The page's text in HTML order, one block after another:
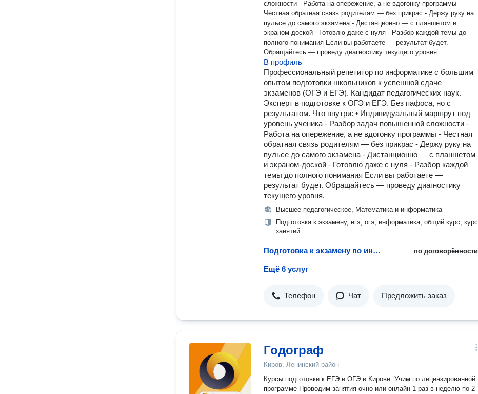
сложности - Работа на опережение, а не вдогонку программы -
Честная обратная связь родителям — без прикрас - Держу руку на
пульсе до самого экзамена - Дистанционно — с планшетом и
экраном-доской - Готовлю даже с нуля - Разбор каждой темы до
полного понимания Если вы работаете — результат будет.
Обращайтесь — проведу диагностику текущего уровня.
В профиль
Профессиональный репетитор по информатике с большим
опытом подготовки школьников к успешной сдаче
экзаменов (ОГЭ и ЕГЭ). Кандидат педагогических наук.
Эксперт в подготовке к ОГЭ и ЕГЭ. Без пафоса, но с
результатом. Что внутри: • Индивидуальный маршрут под
уровень ученика - Разбор задач повышенной сложности -
Работа на опережение, а не вдогонку программы - Честная
обратная связь родителям — без прикрас - Держу руку на
пульсе до самого экзамена - Дистанционно — с планшетом
и экраном-доской - Готовлю даже с нуля - Разбор каждой
темы до полного понимания Если вы работаете —
результат будет. Обращайтесь — проведу диагностику
текущего уровня.
Высшее педагогическое, Математика и информатика
Подготовка к экзамену, егэ, огэ, информатика, общий курс, курс
занятий
Подготовка к экзамену по информатике и компьютерным наукам по договорённости
Ещё 6 услуг
Телефон Чат Предложить заказ
Годограф
Киров, Ленинский район
Курсы подготовки к ЕГЭ и ОГЭ в Кирове. Учим по лицензированной
программе Проводим занятия очно или онлайн 1 раз в неделю по 2